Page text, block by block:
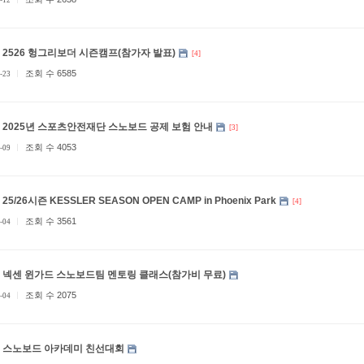
2526 헝그리보더 시즌캠프(참가자 발표) [4]
23 조회 수 6585
2025년 스포츠안전재단 스노보드 공제 보험 안내 [3]
09 조회 수 4053
25/26시즌 KESSLER SEASON OPEN CAMP in Phoenix Park [4]
04 조회 수 3561
넥센 윈가드 스노보드팀 멘토링 클래스(참가비 무료)
04 조회 수 2075
스노보드 아카데미 친선대회